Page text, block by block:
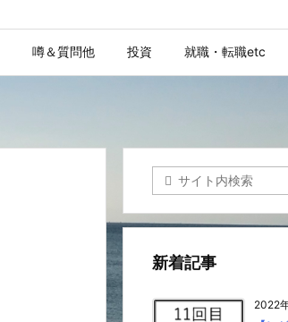
噂＆質問他 投資 就職・転職etc
新着記事
2022